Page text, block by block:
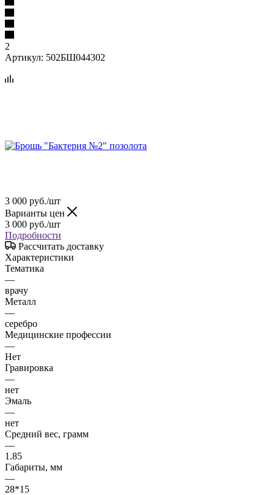
2
Артикул: 502БШ044302
3 000 руб./шт
Варианты цен
3 000 руб./шт
Подробности
Рассчитать доставку
Характеристики
Тематика
—
врачу
Металл
—
серебро
Медицинские профессии
—
Нет
Гравировка
—
нет
Эмаль
—
нет
Средний вес, грамм
—
1.85
Габариты, мм
—
28*15